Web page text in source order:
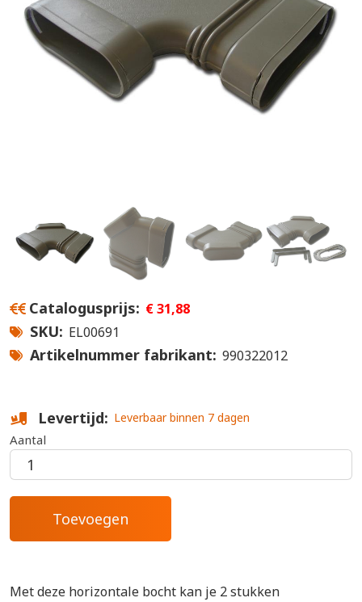
Catalogusprijs € 31,88
SKU EL00691
Artikelnummer fabrikant 990322012
Levertijd Leverbaar binnen 7 dagen
Aantal
Met deze horizontale bocht kan je 2 stukken